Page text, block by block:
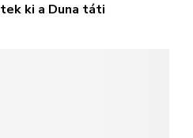
ki a Duna táti